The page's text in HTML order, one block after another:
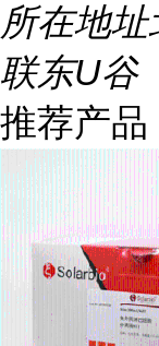
所在地址
联东U谷
推荐产品